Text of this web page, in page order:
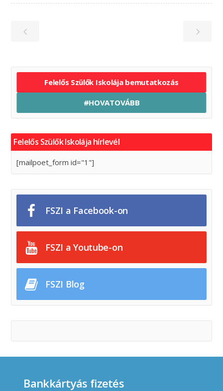
Felelős Szülők Iskolája bemutatkozás
#HOVATOVÁBB
Felelős Szülők Iskolája hírlevél
[mailpoet_form id="1"]
FSZI a Facebook-on
FSZI a Youtube-on
FSZI Blog
Bankkártyás fizetés